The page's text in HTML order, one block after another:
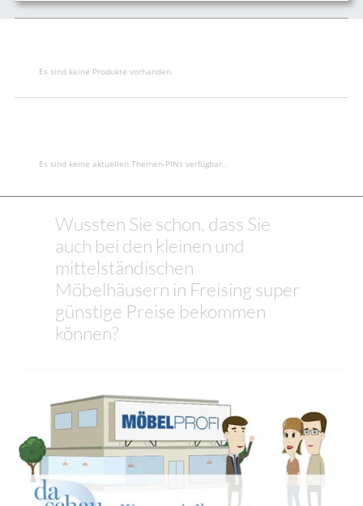
Es sind keine Produkte vorhanden.
Es sind keine aktuellen Themen-PINs verfügbar..
Wussten Sie schon, dass Sie
auch bei den kleinen und
mittelständischen
Möbelhäusern in Freising super
günstige Preise bekommen
können?